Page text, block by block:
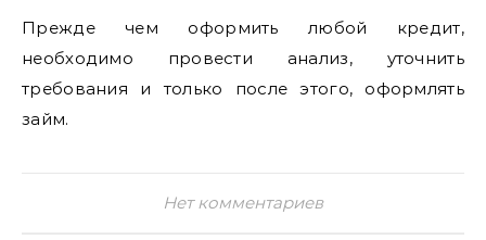
Прежде чем оформить любой кредит,
необходимо провести анализ, уточнить
требования и только после этого, оформлять
займ.
Нет комментариев